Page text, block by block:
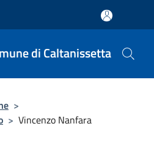
di Caltanissetta
>
> Vincenzo Nanfara